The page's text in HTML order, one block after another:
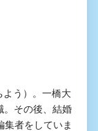
よう）。一橋大
。その後、結婚
集者をしていま